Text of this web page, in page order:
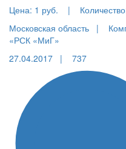
Цена: 1 руб. |
Московская область |
«РСК «МиГ»
27.04.2017 |
737